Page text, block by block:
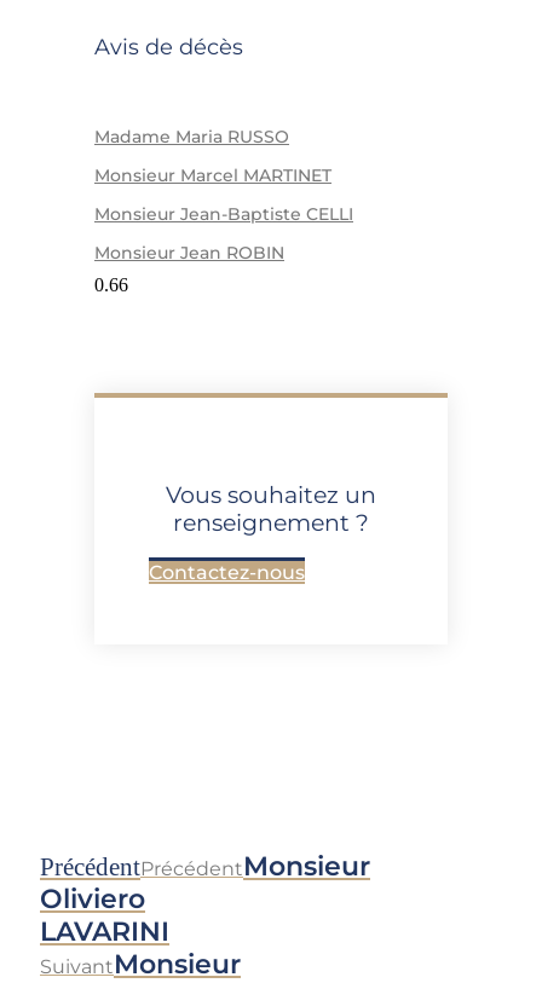
Avis de décès
Madame Maria RUSSO
Monsieur Marcel MARTINET
Monsieur Jean-Baptiste CELLI
Monsieur Jean ROBIN
Vous souhaitez un
renseignement ?
Contactez-nous
PrécédentPrécédentMonsieur
Oliviero
LAVARINI
SuivantMonsieur